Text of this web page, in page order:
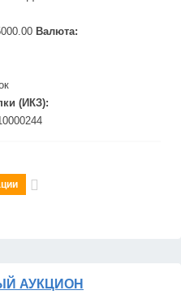
Валюта:
(ИКЗ):
АУКЦИОН